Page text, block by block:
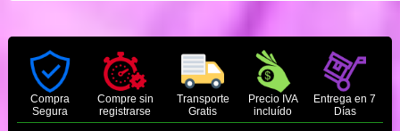
Compra
Segura
Compre sin
registrarse
Transporte
Gratis
Precio IVA
incluído
Entrega en 7
Días